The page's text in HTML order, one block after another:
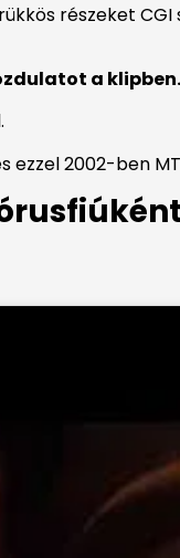
részeket
a klipben.
2002-ben